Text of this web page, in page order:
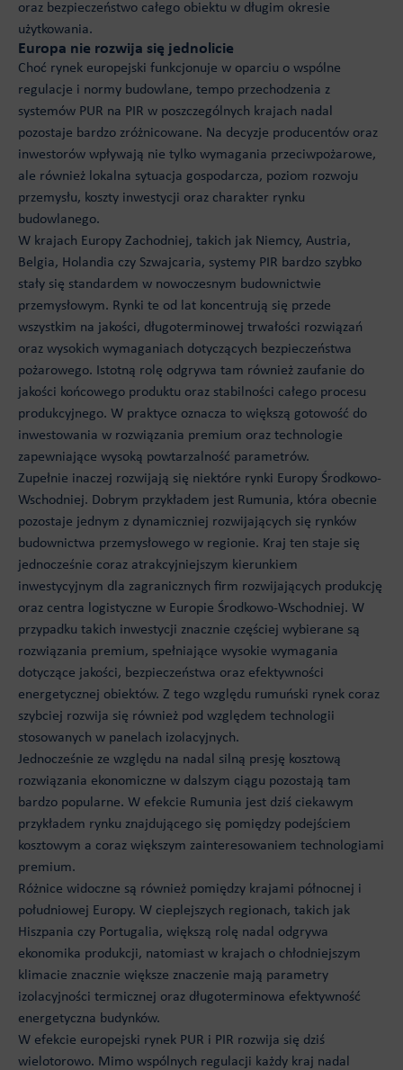
oraz bezpieczeństwo całego obiektu w długim okresie
użytkowania.
Europa nie rozwija się jednolicie
Choć rynek europejski funkcjonuje w oparciu o wspólne
regulacje i normy budowlane, tempo przechodzenia z
systemów PUR na PIR w poszczególnych krajach nadal
pozostaje bardzo zróżnicowane. Na decyzje producentów oraz
inwestorów wpływają nie tylko wymagania przeciwpożarowe,
ale również lokalna sytuacja gospodarcza, poziom rozwoju
przemysłu, koszty inwestycji oraz charakter rynku
budowlanego.
W krajach Europy Zachodniej, takich jak Niemcy, Austria,
Belgia, Holandia czy Szwajcaria, systemy PIR bardzo szybko
stały się standardem w nowoczesnym budownictwie
przemysłowym. Rynki te od lat koncentrują się przede
wszystkim na jakości, długoterminowej trwałości rozwiązań
oraz wysokich wymaganiach dotyczących bezpieczeństwa
pożarowego. Istotną rolę odgrywa tam również zaufanie do
jakości końcowego produktu oraz stabilności całego procesu
produkcyjnego. W praktyce oznacza to większą gotowość do
inwestowania w rozwiązania premium oraz technologie
zapewniające wysoką powtarzalność parametrów.
Zupełnie inaczej rozwijają się niektóre rynki Europy Środkowo-
Wschodniej. Dobrym przykładem jest Rumunia, która obecnie
pozostaje jednym z dynamiczniej rozwijających się rynków
budownictwa przemysłowego w regionie. Kraj ten staje się
jednocześnie coraz atrakcyjniejszym kierunkiem
inwestycyjnym dla zagranicznych firm rozwijających produkcję
oraz centra logistyczne w Europie Środkowo-Wschodniej. W
przypadku takich inwestycji znacznie częściej wybierane są
rozwiązania premium, spełniające wysokie wymagania
dotyczące jakości, bezpieczeństwa oraz efektywności
energetycznej obiektów. Z tego względu rumuński rynek coraz
szybciej rozwija się również pod względem technologii
stosowanych w panelach izolacyjnych.
Jednocześnie ze względu na nadal silną presję kosztową
rozwiązania ekonomiczne w dalszym ciągu pozostają tam
bardzo popularne. W efekcie Rumunia jest dziś ciekawym
przykładem rynku znajdującego się pomiędzy podejściem
kosztowym a coraz większym zainteresowaniem technologiami
premium.
Różnice widoczne są również pomiędzy krajami północnej i
południowej Europy. W cieplejszych regionach, takich jak
Hiszpania czy Portugalia, większą rolę nadal odgrywa
ekonomika produkcji, natomiast w krajach o chłodniejszym
klimacie znacznie większe znaczenie mają parametry
izolacyjności termicznej oraz długoterminowa efektywność
energetyczna budynków.
W efekcie europejski rynek PUR i PIR rozwija się dziś
wielotorowo. Mimo wspólnych regulacji każdy kraj nadal